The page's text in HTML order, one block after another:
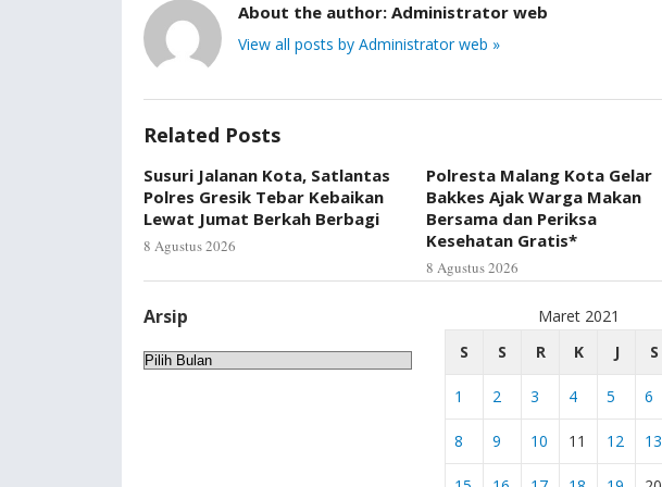
About the author: Administrator web
View all posts by Administrator web »
Related Posts
Susuri Jalanan Kota, Satlantas
Polres Gresik Tebar Kebaikan
Lewat Jumat Berkah Berbagi
8 Agustus 2026
Polresta Malang Kota Gelar
Bakkes Ajak Warga Makan
Bersama dan Periksa
Kesehatan Gratis*
8 Agustus 2026
Arsip
Arsip
Maret 2021
S
S R K J S
1 2 3 4 5 6
8 9 10 11 12 13